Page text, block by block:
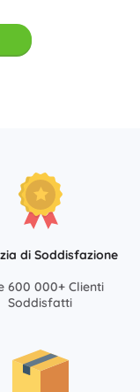
di Soddisfazione
600 000+ Clienti
Soddisfatti